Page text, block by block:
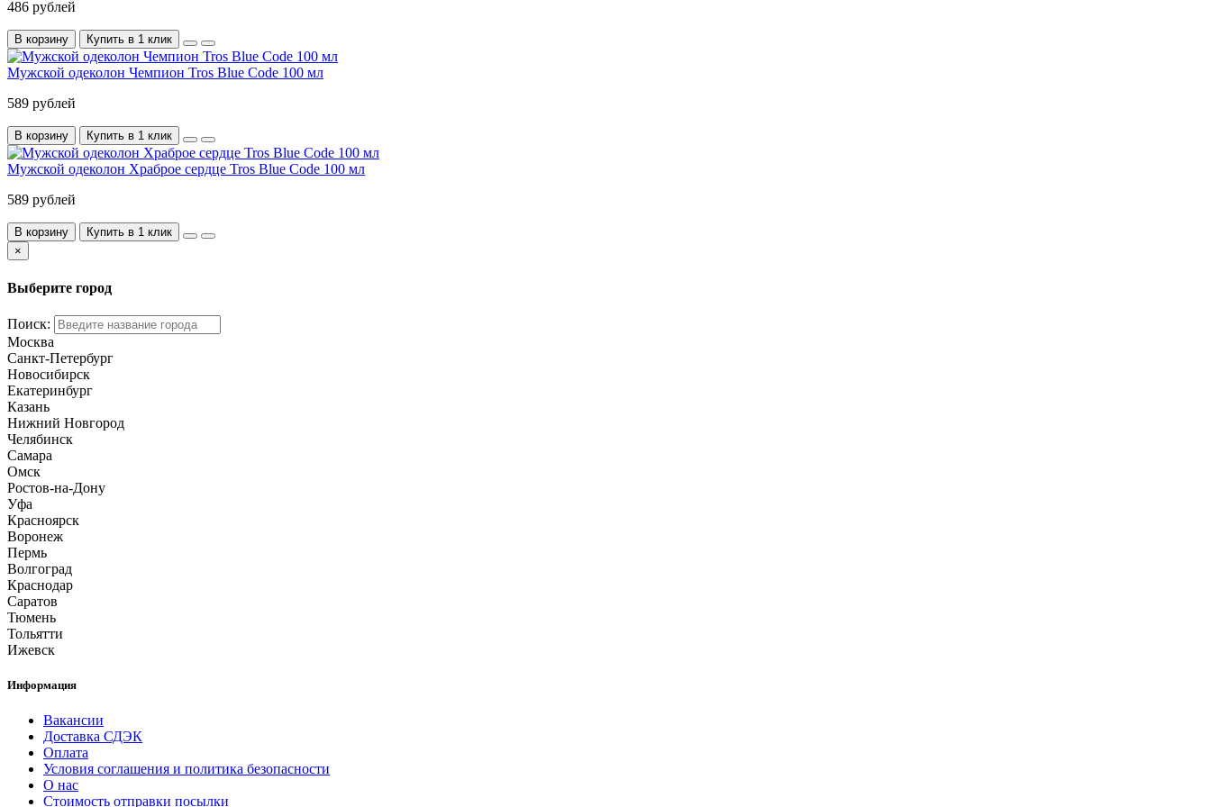
486 рублей
В корзину Купить в 1 клик
Мужской одеколон Чемпион Tros Blue Code 100 мл
589 рублей
В корзину Купить в 1 клик
Мужской одеколон Храброе сердце Tros Blue Code 100 мл
589 рублей
В корзину
Купить в 1 клик
×
Выберите город
Поиск:
Москва
Санкт-Петербург
Новосибирск
Екатеринбург
Казань
Нижний Новгород
Челябинск
Самара
Омск
Ростов-на-Дону
Уфа
Красноярск
Воронеж
Пермь
Волгоград
Краснодар
Саратов
Тюмень
Тольятти
Ижевск
Информация
Вакансии
Доставка СДЭК
Оплата
Условия соглашения и политика безопасности
О нас
Стоимость отправки посылки